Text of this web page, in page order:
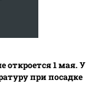
откроется 1 мая. У
при посадке